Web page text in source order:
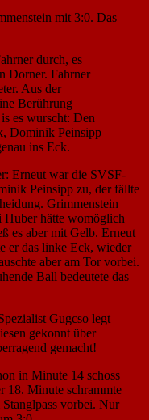
mit 3:0. Das
durch, es
Dorner. Fahrner
Aus der
Berührung
es wurscht: Den
Dominik Peinsipp
ins Eck.
Erneut war die SVSF-
Peinsipp zu, der fällte
Grimmenstein
hätte womöglich
es aber mit Gelb. Erneut
er das linke Eck, wieder
aber am Tor vorbei.
Ball bedeutete das
Gugcso legt
gekonnt über
gemacht!
in Minute 14 schoss
18. Minute schrammte
Stanglpass vorbei. Nur